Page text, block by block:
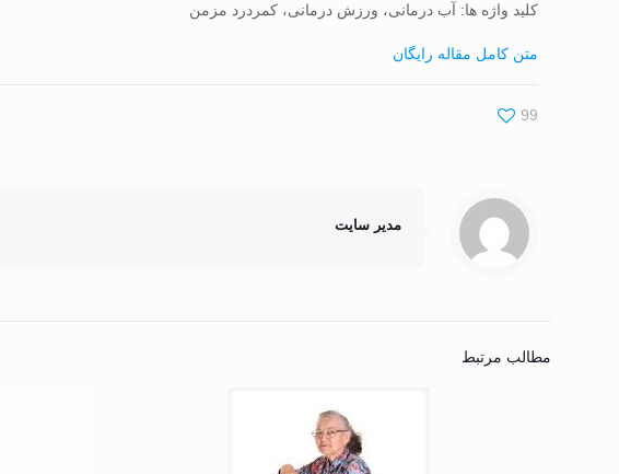
کلید واژه ها: آب درمانی، ورزش درمانی، کمردرد مزمن
متن کامل مقاله رایگان
99
مدیر سایت
مطالب مرتبط